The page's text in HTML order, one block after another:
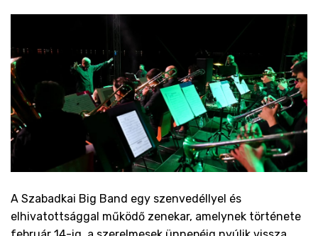
A Szabadkai Big Band egy szenvedéllyel és
elhivatottsággal működő zenekar, amelynek története